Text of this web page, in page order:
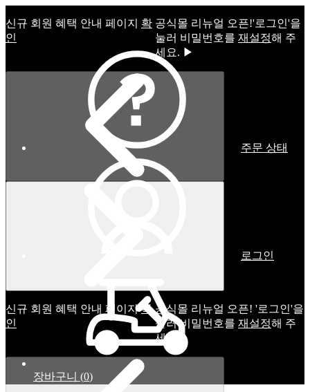
신규 회원 혜택 안내 페이지 확
인
공식몰 리뉴얼 오픈!ㅤ'로그인'을
눌러 비밀번호를 재설정해 주
세요. ▶
신규 회원 혜택 안내 페이지확
인
공식몰 리뉴얼 오픈! '로그인'을
눌러 비밀번호를 재설정해 주
세요.
주문 상태
로그인
장바구니 (0)